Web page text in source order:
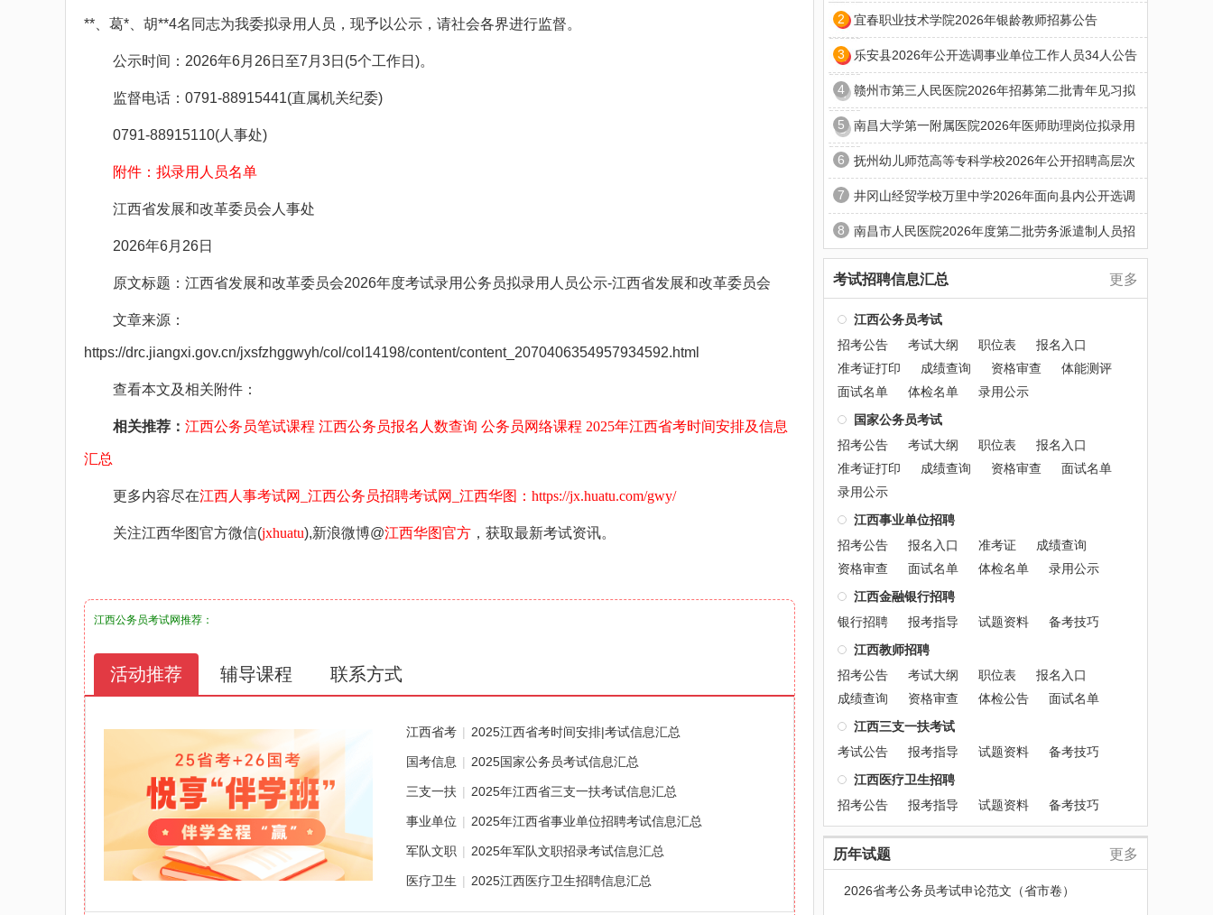
**、葛*、胡**4名同志为我委拟录用人员，现予以公示，请社会各界进行监督。
公示时间：2026年6月26日至7月3日(5个工作日)。
监督电话：0791-88915441(直属机关纪委)
0791-88915110(人事处)
附件：拟录用人员名单
江西省发展和改革委员会人事处
2026年6月26日
原文标题：江西省发展和改革委员会2026年度考试录用公务员拟录用人员公示-江西省发展和改革委员会
文章来源：
https://drc.jiangxi.gov.cn/jxsfzhggwyh/col/col14198/content/content_2070406354957934592.html
查看本文及相关附件：
相关推荐： 江西公务员笔试课程 江西公务员报名人数查询 公务员网络课程 2025年江西省考时间安排及信息
汇总
更多内容尽在江西人事考试网_江西公务员招聘考试网_江西华图：https://jx.huatu.com/gwy/
关注江西华图官方微信(jxhuatu),新浪微博@江西华图官方 ，获取最新考试资讯。
江西公务员考试网推荐：
活动推荐 辅导课程 联系方式
江西省考 | 2025江西省考时间安排|考试信息汇总
国考信息 | 2025国家公务员考试信息汇总
三支一扶 | 2025年江西省三支一扶考试信息汇总
事业单位 | 2025年江西省事业单位招聘考试信息汇总
军队文职 | 2025年军队文职招录考试信息汇总
医疗卫生 | 2025江西医疗卫生招聘信息汇总
2 宜春职业技术学院2026年银龄教师招募公告
3 乐安县2026年公开选调事业单位工作人员34人公告
4 赣州市第三人民医院2026年招募第二批青年见习拟
5 南昌大学第一附属医院2026年医师助理岗位拟录用
6 抚州幼儿师范高等专科学校2026年公开招聘高层次
7 井冈山经贸学校万里中学2026年面向县内公开选调
8 南昌市人民医院2026年度第二批劳务派遣制人员招
考试招聘信息汇总 更多
江西公务员考试
招考公告
考试大纲 职位表
报名入口
准考证打印
成绩查询 资格审查
体能测评
面试名单
体检名单
录用公示
国家公务员考试
招考公告
考试大纲 职位表
报名入口
准考证打印
成绩查询 资格审查
面试名单
录用公示
江西事业单位招聘
招考公告
报名入口 准考证
成绩查询
资格审查
面试名单 体检名单
录用公示
江西金融银行招聘
银行招聘
报考指导 试题资料
备考技巧
江西教师招聘
招考公告
考试大纲 职位表
报名入口
成绩查询
资格审查 体检公告
面试名单
江西三支一扶考试
考试公告
报考指导 试题资料
备考技巧
江西医疗卫生招聘
招考公告
报考指导 试题资料 备考技巧
历年试题 更多
2026省考公务员考试申论范文（省市卷）